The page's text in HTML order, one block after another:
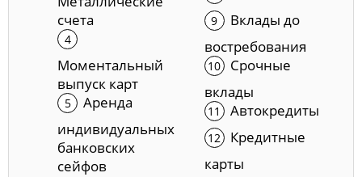
счета
Моментальный
выпуск карт
Аренда
индивидуальных
банковских
сейфов
Вклады до
востребования
Срочные
вклады
Автокредиты
Кредитные
карты